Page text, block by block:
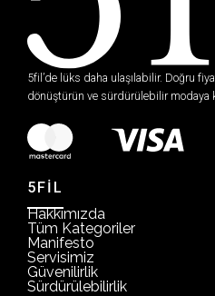
5fil’de lüks daha ulaşılabilir. Doğru
dönüştürün ve sürdürülebilir modaya
5FİL
Hakkımızda
Tüm Kategoriler
Manifesto
Servisimiz
Güvenilirlik
Sürdürülebilirlik